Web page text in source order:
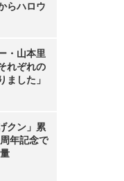
らハロウ
・山本里
れぞれの
ました」
クン」累
年記念で